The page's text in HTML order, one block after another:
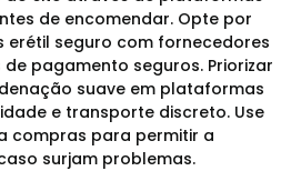
de encomendar. Opte por
erétil seguro com fornecedores
pagamento seguros. Priorizar
suave em plataformas
e transporte discreto. Use
compras para permitir a
surjam problemas.